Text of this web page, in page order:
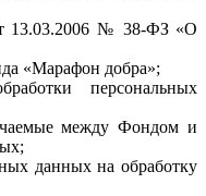
13.03.2006 № 38-ФЗ «О
«Марафон добра»;
персональных
между Фондом и
данных на обработку